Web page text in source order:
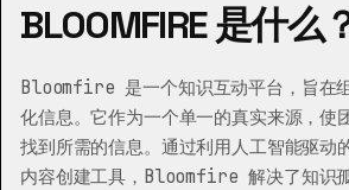
BLOOMFIRE 是什么
Bloomfire 是一个知识互动平台，旨在
化信息。它作为一个单一的真实来源，使
找到所需的信息。通过利用人工智能驱动
内容创建工具，Bloomfire 解决了知识